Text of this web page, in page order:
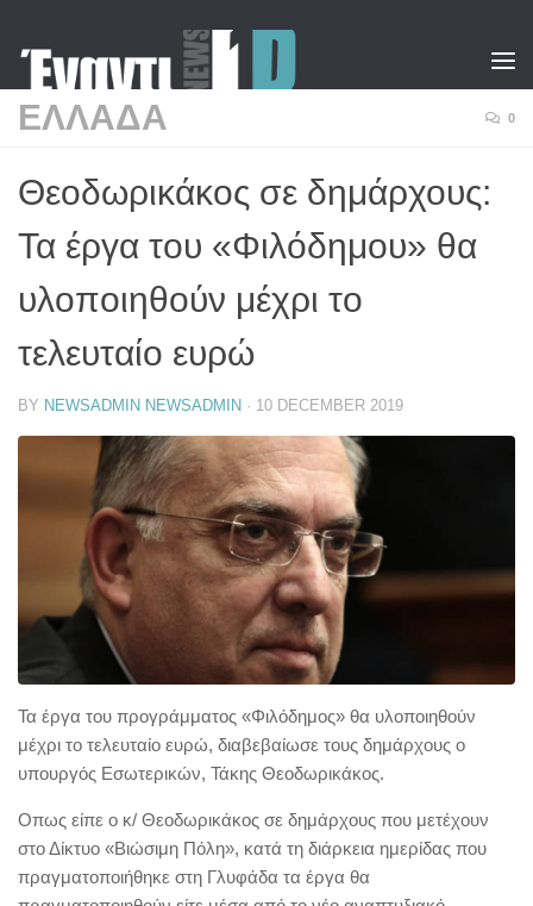
ΕΛΛΑΔΑ 0
Θεοδωρικάκος σε δημάρχους:
Τα έργα του «Φιλόδημου» θα
υλοποιηθούν μέχρι το
τελευταίο ευρώ
BY NEWSADMIN NEWSADMIN · 10 DECEMBER 2019
Τα έργα του προγράμματος «Φιλόδημος» θα υλοποιηθούν
μέχρι το τελευταίο ευρώ, διαβεβαίωσε τους δημάρχους ο
υπουργός Εσωτερικών, Τάκης Θεοδωρικάκος.
Οπως είπε ο κ/ Θεοδωρικάκος σε δημάρχους που μετέχουν
στο Δίκτυο «Βιώσιμη Πόλη», κατά τη διάρκεια ημερίδας που
πραγματοποιήθηκε στη Γλυφάδα τα έργα θα